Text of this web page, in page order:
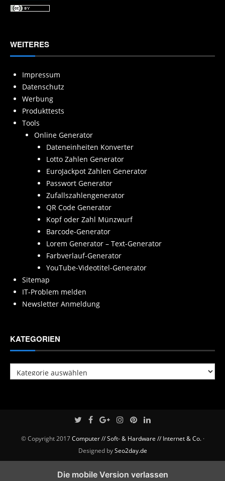
WEITERES
Impressum
Datenschutz
Werbung
Produkttests
Tools
Online Generator
Dateneinheiten Konverter
Lotto Zahlen Generator
EuroJackpot Zahlen Generator
Passwort Generator
Zufallszahlengenerator
QR Code Generator
Kopf oder Zahl Münzwurf
Barcode-Generator
Lorem Generator – Text-Generator
Farbverlauf-Generator
YouTube-Videotitel-Generator
Sitemap
IT-Problem melden
Newsletter Anmeldung
KATEGORIEN
Kategorien
© Copyright 2017Computer // Soft- & Hardware // Internet & Co.·
Designed bySeo2day.de
Die mobile Version verlassen